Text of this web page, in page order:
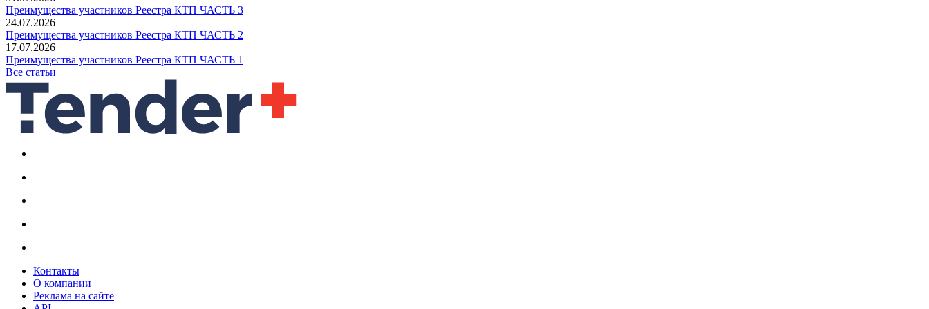
Преимущества участников Реестра КТП ЧАСТЬ 3
24.07.2026
Преимущества участников Реестра КТП ЧАСТЬ 2
17.07.2026
Преимущества участников Реестра КТП ЧАСТЬ 1
Все статьи
Контакты
О компании
Реклама на сайте